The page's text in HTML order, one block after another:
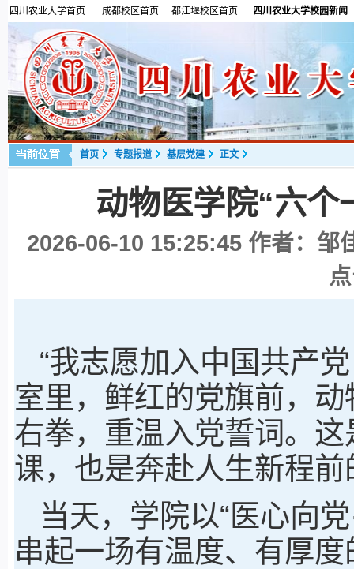
四川农业大学首页 成都校区首页 都江堰校区首页 四川农业大学校园新闻
首页 专题报道 基层党建 正文
动物医学院“六个
2026-06-10 15:25:45作者：邹
“我志愿加入中国共产
室里，鲜红的党旗前，
右拳，重温入党誓词。
课，也是奔赴人生新程前
当天，学院以“医心向
串起一场有温度、有厚